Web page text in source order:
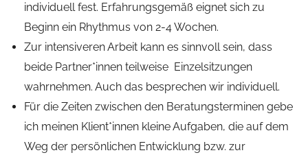
individuell fest. Erfahrungsgemäß eignet sich zu
Beginn ein Rhythmus von 2-4 Wochen.
Zur intensiveren Arbeit kann es sinnvoll sein, dass
beide Partner*innen teilweise Einzelsitzungen
wahrnehmen. Auch das besprechen wir individuell.
Für die Zeiten zwischen den Beratungsterminen gebe
ich meinen Klient*innen kleine Aufgaben, die auf dem
Weg der persönlichen Entwicklung bzw. zur